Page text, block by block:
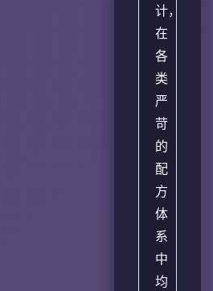
计，
在
各
类
严
苛
的
配
方
体
系
中
均